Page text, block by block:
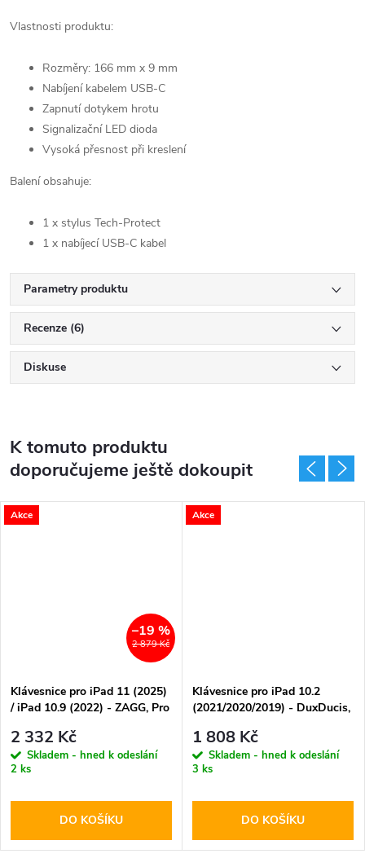
Vlastnosti produktu:
Rozměry: 166 mm x 9 mm
Nabíjení kabelem USB-C
Zapnutí dotykem hrotu
Signalizační LED dioda
Vysoká přesnost při kreslení
Balení obsahuje:
1 x stylus Tech-Protect
1 x nabíjecí USB-C kabel
Parametry produktu
Recenze (6)
Diskuse
K tomuto produktu
doporučujeme ještě dokoupit
Akce
2 879 Kč
–19 %
Klávesnice pro iPad 11 (2025)
/ iPad 10.9 (2022) - ZAGG, Pro
2 332 Kč
Skladem - hned k odeslání
2 ks
DO KOŠÍKU
Akce
Klávesnice pro iPad 10.2
(2021/2020/2019) - DuxDucis,
1 808 Kč
Skladem - hned k odeslání
3 ks
DO KOŠÍKU